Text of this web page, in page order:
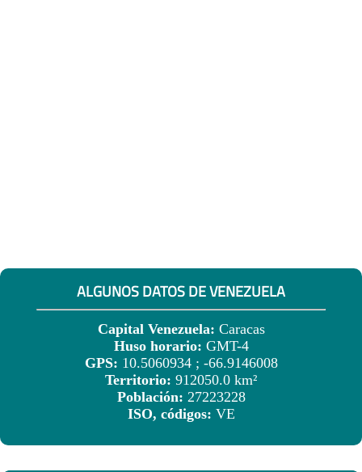
ALGUNOS DATOS DE VENEZUELA
Capital Venezuela: Caracas
Huso horario: GMT-4
GPS: 10.5060934 ; -66.9146008
Territorio: 912050.0 km²
Población: 27223228
ISO, códigos: VE